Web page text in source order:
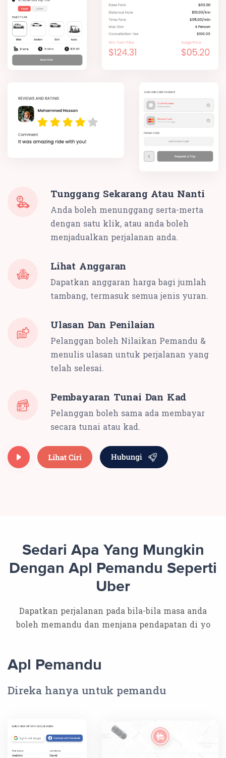
Tunggang Sekarang Atau Nanti
Anda boleh menunggang serta-merta
dengan satu klik, atau anda boleh
menjadualkan perjalanan anda.
Lihat Anggaran
Dapatkan anggaran harga bagi jumlah
tambang, termasuk semua jenis yuran.
Ulasan Dan Penilaian
Pelanggan boleh Nilaikan Pemandu &
menulis ulasan untuk perjalanan yang
telah selesai.
Pembayaran Tunai Dan Kad
Pelanggan boleh sama ada membayar
secara tunai atau kad.
Sedari Apa Yang Mungkin
Dengan Apl Pemandu Seperti
Uber
Dapatkan perjalanan pada bila-bila masa anda
boleh memandu dan menjana pendapatan di yo
Apl Pemandu
Direka hanya untuk pemandu